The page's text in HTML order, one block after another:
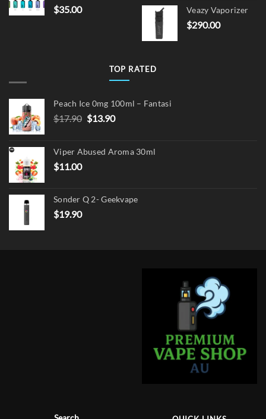
$35.00
was:
$15.00.
Veazy Vaporizer
$290.00
TOP RATED
Peach Ice 0mg 100ml – Fantasi
$17.90 Original
$17.90.
$13.90Current
$13.90.
Viper Abused Aroma 30ml
$11.00
Sonder Q 2- Geekvape
$19.90